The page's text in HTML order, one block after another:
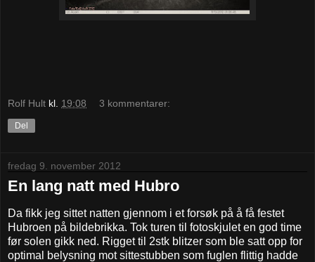
Rolf Hult kl. 19:08 3 kommentarer:
Del
fredag 9. november 2012
En lang natt med Hubro
Da fikk jeg sittet natten gjennom i et forsøk på å få festet
Hubroen på bildebrikka. Tok turen til fotoskjulet en god time
før solen gikk ned. Rigget til 2stk blitzer som ble satt opp for
optimal belysning mot sittestubben som fuglen flittig hadde